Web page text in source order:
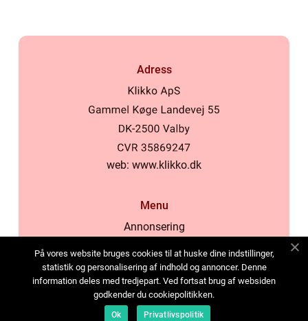
Adress
web: www.klikko.dk
Menu
Annonsering
Cookies
Kontakta oss
Sitemap
På vores website bruges cookies til at huske dine indstillinger,
statistik og personalisering af indhold og annoncer. Denne
information deles med tredjepart. Ved fortsat brug af websiden
godkender du cookiepolitikken.
Ok Privatlivspolitik